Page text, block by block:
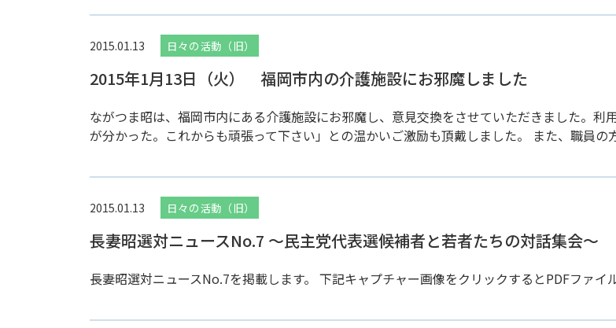
2015.01.13 日々の活動（旧）
2015年1月13日（火） 福岡市内の介護施設にお邪魔しました
ながつま昭は、福岡市内にある介護施設にお邪魔し、意見交換をさせていただきました。
が分かった。これからも頑張って下さい」との温かいご激励も頂戴しました。 また、職員
2015.01.13 日々の活動（旧）
長妻昭選対ニュースNo.7 〜民主党代表選候補者と若者たちの対話集会〜
長妻昭選対ニュースNo.7を掲載します。 下記キャプチャー画像をクリックするとPDFファイ